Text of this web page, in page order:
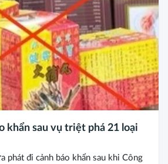
khẩn sau vụ triệt phá 21 loại
phát đi cảnh báo khẩn sau khi Công